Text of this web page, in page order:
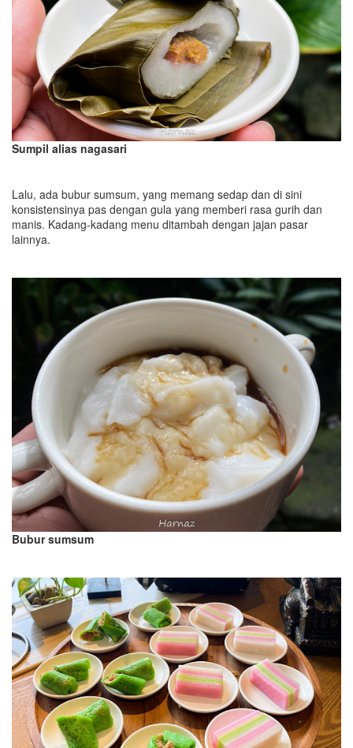
Sumpil alias nagasari
Lalu, ada bubur sumsum, yang memang sedap dan di sini
konsistensinya pas dengan gula yang memberi rasa gurih dan
manis. Kadang-kadang menu ditambah dengan jajan pasar
lainnya.
Bubur sumsum